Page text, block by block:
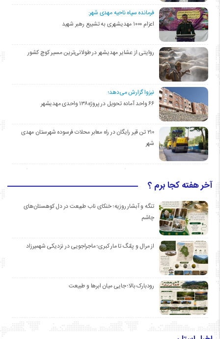
فرمانده سپاه ناحیه مهدی شهر:
اعزام ۱۰۰۰ مهدیشهری به تشییع رهبر شهید
روایتی از عشایر مهدیشهر در طولانی‌ترین مسیر کوچ کشور
نیزوا گزارش می‌دهد؛
۶۶ واحد آماده تحویل در پروژه۱۳۸ واحدی مهدیشهر
۲۱۰ تن قیر رایگان در راه معابر محلات فرسوده شهرستان مهدی
شهر
آخر هفته کجا برم ؟
تنگه و آبشار روزیه؛ خنکای ناب طبیعت در دل کوهستان‌های
چاشم
از مرال و پلنگ تا مار کبری؛ ماجراجویی در نزدیکی شهمیرزاد
رودبارک بالا؛ جایی میان ابرها و طبیعت